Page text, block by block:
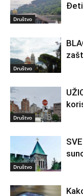
Društvo
Društvo
Društvo
Društvo